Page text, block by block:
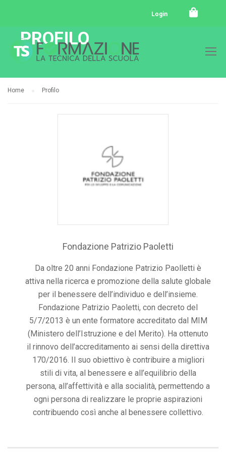
Login
PROFILO
Home Profilo
Fondazione Patrizio Paoletti
Da oltre 20 anni Fondazione Patrizio Paolletti è
attiva nella ricerca e promozione della salute globale
per il benessere dell’individuo e dell’insieme.
Fondazione Patrizio Paoletti, con decreto del
5/7/2013 è un ente formatore accreditato dal MIM
(Ministero dell’Istruzione e del Merito). Ha ottenuto
il rinnovo dell’accreditamento ai sensi della direttiva
170/2016. Il suo obiettivo è contribuire a migliori
stili di vita, al benessere e all’equilibrio della
persona, all’affettività e alla socialità, permettendo a
ogni persona di realizzare le proprie aspirazioni
contribuendo così anche al benessere collettivo.